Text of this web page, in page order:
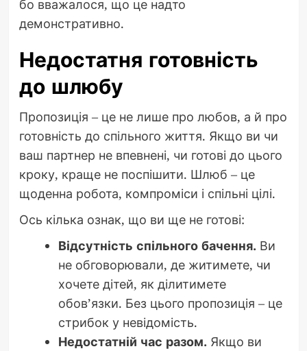
бо вважалося, що це надто
демонстративно.
Недостатня готовність
до шлюбу
Пропозиція – це не лише про любов, а й про
готовність до спільного життя. Якщо ви чи
ваш партнер не впевнені, чи готові до цього
кроку, краще не поспішити. Шлюб – це
щоденна робота, компроміси і спільні цілі.
Ось кілька ознак, що ви ще не готові:
Відсутність спільного бачення. Ви
не обговорювали, де житимете, чи
хочете дітей, як ділитимете
обов’язки. Без цього пропозиція – це
стрибок у невідомість.
Недостатній час разом. Якщо ви